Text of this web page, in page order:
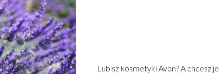
Lubisz kosmetyki Avon? A chcesz je